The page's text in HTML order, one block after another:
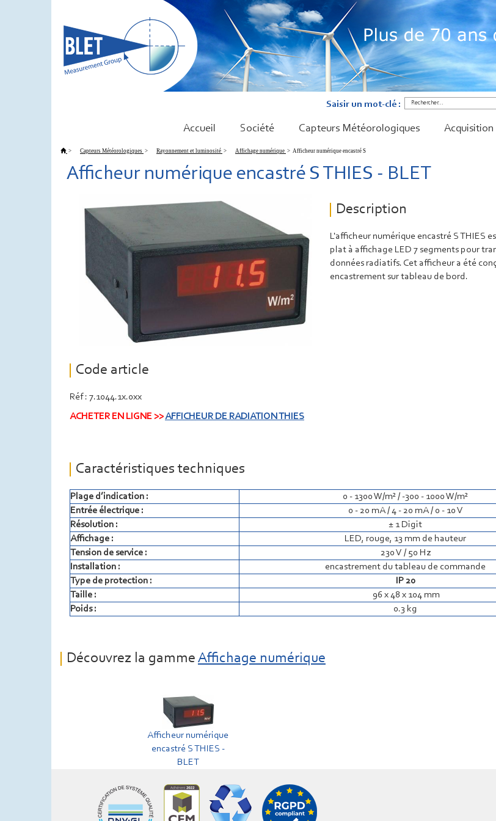
Saisir un mot-clé :
Accueil Société Capteurs Météorologiques
> Capteurs Météorologiques > Rayonnement et luminosité > Affichage numérique > Afficheur numérique encastré S
Afficheur numérique encastré S THIES - BLET
Description
L'afficheur numérique encastré S THIES
plat à affichage LED 7 segments pour
données radiatifs. Cet afficheur a été
encastrement sur tableau de bord.
Code article
Réf : 7.1044.1x.0xx
ACHETER EN LIGNE >>AFFICHEUR DE RADIATION THIES
Caractéristiques techniques
Plage d’indication :
0 - 1300 W/m² / -300 - 1000 W/m²
Entrée électrique :
0 - 20 mA / 4 - 20 mA / 0 - 10 V
Résolution :
± 1 Digit
Affichage :
LED, rouge, 13 mm de hauteur
Tension de service :
230 V / 50 Hz
Installation :
encastrement du tableau de commande
Type de protection :
IP 20
Taille :
96 x 48 x 104 mm
Poids :
0.3 kg
Découvrez la gamme Affichage numérique
Afficheur numérique
encastré S THIES -
BLET